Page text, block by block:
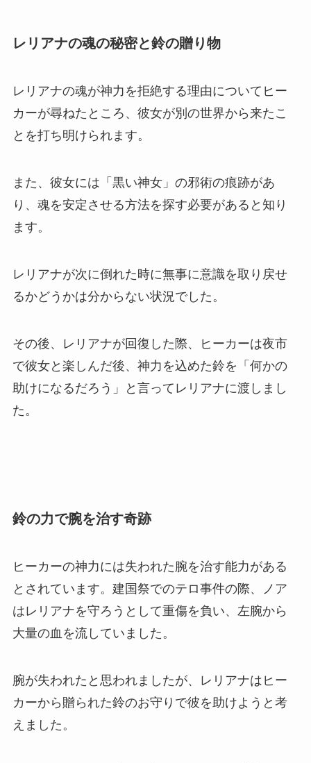
レリアナの魂の秘密と鈴の贈り物
レリアナの魂が神力を拒絶する理由についてヒー
カーが尋ねたところ、彼女が別の世界から来たこ
とを打ち明けられます。
また、彼女には「黒い神女」の邪術の痕跡があ
り、魂を安定させる方法を探す必要があると知り
ます。
レリアナが次に倒れた時に無事に意識を取り戻せ
るかどうかは分からない状況でした。
その後、レリアナが回復した際、ヒーカーは夜市
で彼女と楽しんだ後、神力を込めた鈴を「何かの
助けになるだろう」と言ってレリアナに渡しまし
た。
鈴の力で腕を治す奇跡
ヒーカーの神力には失われた腕を治す能力がある
とされています。建国祭でのテロ事件の際、ノア
はレリアナを守ろうとして重傷を負い、左腕から
大量の血を流していました。
腕が失われたと思われましたが、レリアナはヒー
カーから贈られた鈴のお守りで彼を助けようと考
えました。